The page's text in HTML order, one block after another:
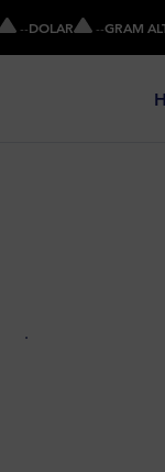
--DOLAR --GRAM
.